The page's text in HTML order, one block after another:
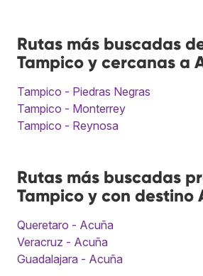
Rutas más buscadas
Tampico y cercanas a
Tampico - Piedras Negras
Tampico - Monterrey
Tampico - Reynosa
Rutas más buscadas
Tampico y con destino
Queretaro - Acuña
Veracruz - Acuña
Guadalajara - Acuña